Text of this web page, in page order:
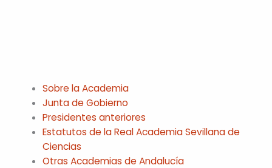
Sobre la Academia
Junta de Gobierno
Presidentes anteriores
Estatutos de la Real Academia Sevillana de
Ciencias
Otras Academias de Andalucía